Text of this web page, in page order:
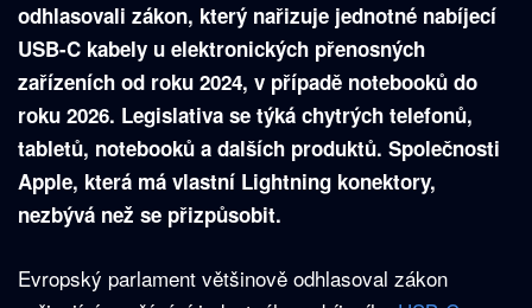
odhlasovali zákon, který nařizuje jednotné nabíjecí
USB-C kabely u elektronických přenosných
zařízeních od roku 2024, v případě notebooků do
roku 2026. Legislativa se týká chytrých telefonů,
tabletů, notebooků a dalších produktů. Společnosti
Apple, která má vlastní Lightning konektory,
nezbývá než se přizpůsobit.
Evropský parlament většinově odhlasoval zákon